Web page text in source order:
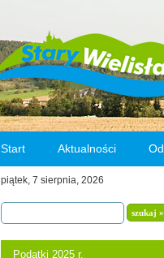
Start Aktualności
Wybory na Sołtysa
piątek, 7 sierpnia, 2026
Podatki 2025 r.